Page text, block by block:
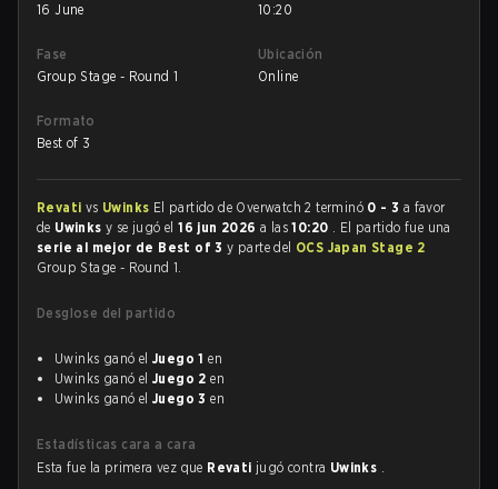
16 June
10:20
Fase
Group Stage - Round 1
Ubicación
Online
Formato
Best of 3
Revati vs Uwinks El partido de Overwatch 2 terminó 0 - 3 a favor
de Uwinksy se jugó el16 jun 2026a las10:20 . El partido fue una
serie al mejor de Best of 3y parte del OCS Japan Stage 2
Group Stage - Round 1.
Desglose del partido
Uwinks ganó el Juego 1 en
Uwinks ganó el Juego 2 en
Uwinks ganó el Juego 3 en
Estadísticas cara a cara
Esta fue la primera vez que Revati jugó contra Uwinks .